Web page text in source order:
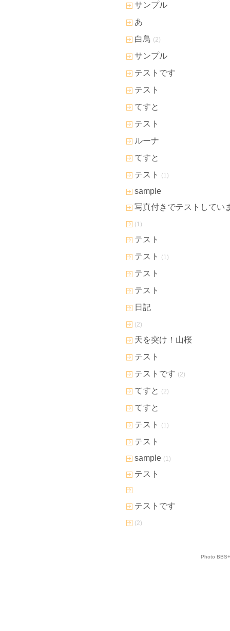
サンプル
あ
白鳥 (2)
サンプル
テストです
テスト
てすと
テスト
ルーナ
てすと
テスト
(1)
sample
写真付きでテストしてい
(1)
テスト
テスト
(1)
テスト
テスト
日記
(2)
天を突け！山桜
テスト
テストです (2)
てすと (2)
てすと
テスト
(1)
テスト
sample (1)
テスト
テストです
(2)
Photo BBS+